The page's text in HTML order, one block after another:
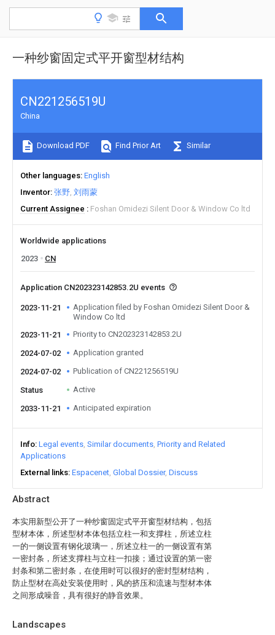
一种纱窗固定式平开窗型材结构
Abstract
本实用新型公开了一种纱窗固定式平开窗型材结构，包括
型材本体，所述型材本体包括立柱一和支撑柱，所述立柱
一的一侧设置有钢化玻璃一，所述立柱一的一侧设置有第
一密封条，所述支撑柱与立柱一扣接；通过设置的第一密
封条和第二密封条，在使用时可以很好的密封型材结构，
防止型材在高处安装使用时，风的挤压和流速与型材本体
之间形成噪音，具有很好的静音效果。
Landscapes
CN221256519U
China
Download PDF Find Prior Art Similar
Other languages English
Inventor 张野 刘雨蒙
Current Assignee
Foshan Omidezi Silent Door & Window Co ltd
Worldwide applications
2023
CN
Application CN202323142853.2U events
2023-11-21
Application filed by Foshan Omidezi Silent Door &
Window Co ltd
2023-11-21
Priority to CN202323142853.2U
2024-07-02 Application granted
2024-07-02 Publication of CN221256519U
Status Active
2033-11-21 Anticipated expiration
Info Legal events Similar documents Priority and Related
Applications
External links Espacenet Global Dossier Discuss